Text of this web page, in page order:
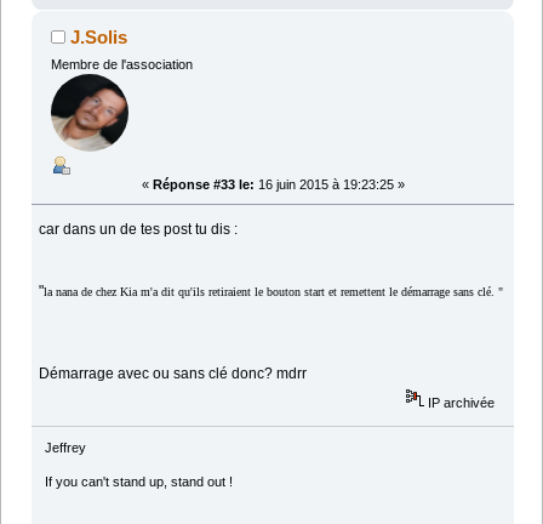
J.Solis
Membre de l'association
« Réponse #33 le: 16 juin 2015 à 19:23:25 »
car dans un de tes post tu dis :
"la nana de chez Kia m'a dit qu'ils retiraient le bouton start et remettent le démarrage sans clé. "
Démarrage avec ou sans clé donc? mdrr
IP archivée
Jeffrey
If you can't stand up, stand out !